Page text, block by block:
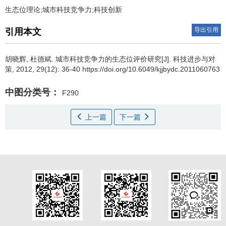
生态位理论;城市科技竞争力;科技创新
引用本文 导出引用
胡晓辉 杜德斌 城市科技竞争力的生态位评价研究[J]. 科技进步与对
策, 2012, 29(12): 36-40 https://doi.org/10.6049/kjjbydc.2011060763
中图分类号： F290
上一篇 下一篇